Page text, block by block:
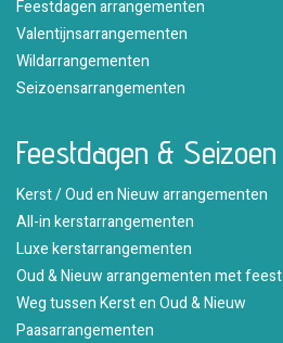
Feestdagen arrangementen
Valentijnsarrangementen
Wildarrangementen
Seizoensarrangementen
Feestdagen & Seizoen
Kerst / Oud en Nieuw arrangementen
All-in kerstarrangementen
Luxe kerstarrangementen
Oud & Nieuw arrangementen met feest
Weg tussen Kerst en Oud & Nieuw
Paasarrangementen